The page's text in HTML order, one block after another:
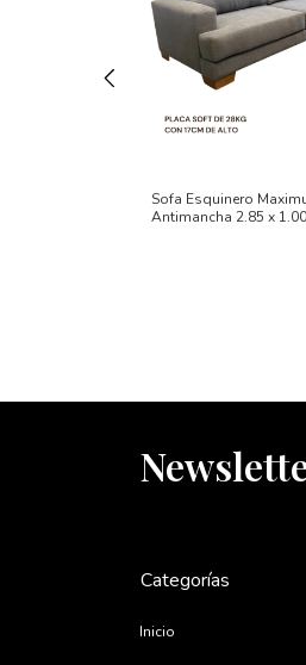
Sofa Esquinero
Antimancha 2.85 x
Categorías
Inicio